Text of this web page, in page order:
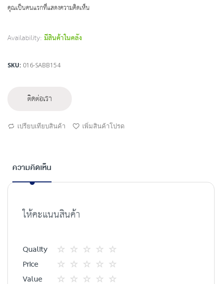
คุณเป็นคนแรกที่แสดงความคิดเห็น
Availability: มีสินค้าในคลัง
SKU 016-SABB154
ติดต่อเรา
เปรียบเทียบสินค้า เพิ่มสินค้าโปรด
ความคิดเห็น
ให้คะแนนสินค้า
Quality
1
star
2
ดาว
3
ดาว
4
ดาว
5
ดาว
Price
1
2
3
4
5
Value